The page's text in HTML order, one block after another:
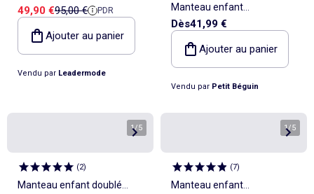
capuche
Prix de vente
49,90 €Prix de référence
95,00 € PDR
Ajouter au panier
Vendu par Leadermode
Manteau enfant
imperméable doublé sherpa
Sora
Dès41,99 €
Ajouter au panier
Vendu par Petit Béguin
1/5
(2)
Manteau enfant doublé
1/5
(7)
Manteau enfant